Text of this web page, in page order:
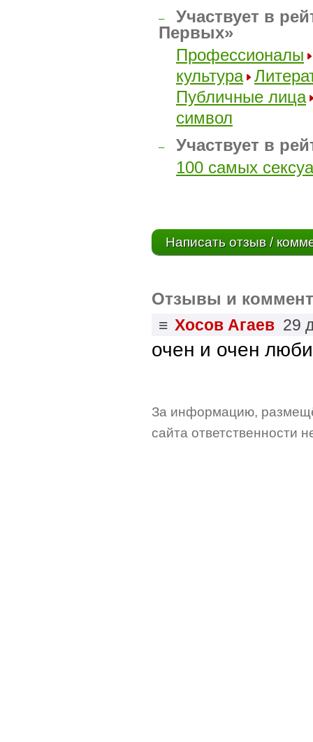
–
Участвует в
Первых»
Профессионалы
культура
Публичные лица
символ
–
Участвует в
100 самых
Написать отзыв /
Отзывы и
≡ Хосов Агаев 29
очен и очен
За информацию,
сайта ответственности